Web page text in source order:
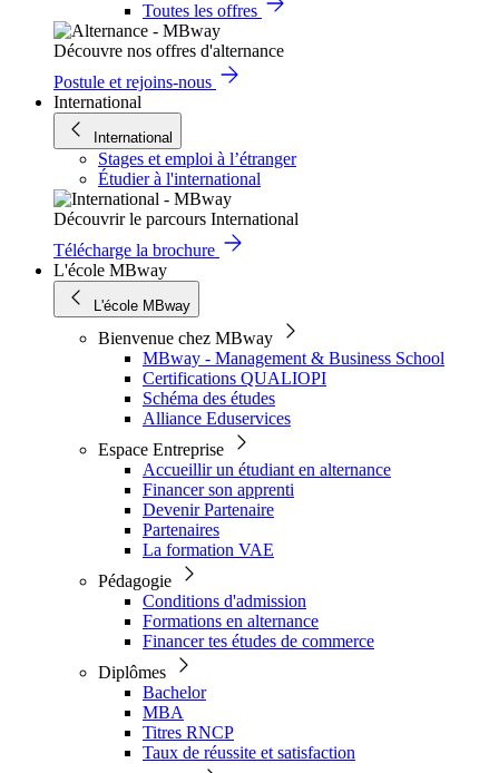
Toutes les offres
Découvre nos offres d'alternance
Postule et rejoins-nous
International
International
Stages et emploi à l’étranger
Étudier à l'international
Découvrir le parcours International
Télécharge la brochure
L'école MBway
L'école MBway
Bienvenue chez MBway
MBway - Management & Business School
Certifications QUALIOPI
Schéma des études
Alliance Eduservices
Espace Entreprise
Accueillir un étudiant en alternance
Financer son apprenti
Devenir Partenaire
Partenaires
La formation VAE
Pédagogie
Conditions d'admission
Formations en alternance
Financer tes études de commerce
Diplômes
Bachelor
MBA
Titres RNCP
Taux de réussite et satisfaction